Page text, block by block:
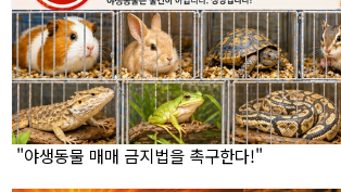
"야생동물 매매 금지법을 촉구한다!"